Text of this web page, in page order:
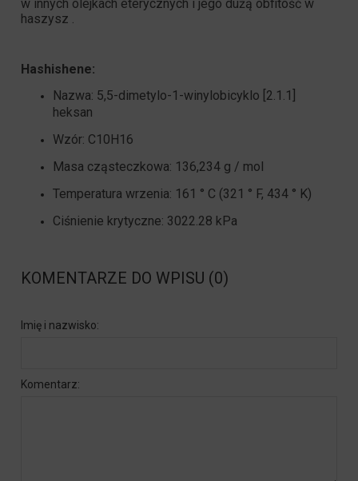
w innych olejkach eterycznych i jego dużą obfitość w
haszysz .
Hashishene:
Nazwa: 5,5-dimetylo-1-winylobicyklo [2.1.1]
heksan
Wzór: C10H16
Masa cząsteczkowa: 136,234 g / mol
Temperatura wrzenia: 161 ° C (321 ° F, 434 ° K)
Ciśnienie krytyczne: 3022.28 kPa
KOMENTARZE DO WPISU (0)
Imię i nazwisko:
Komentarz: